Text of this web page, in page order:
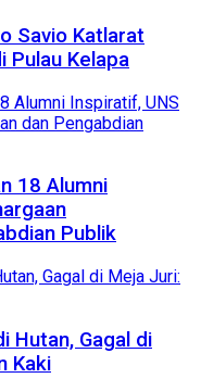
Savio Katlarat
Pulau Kelapa
18 Alumni
Publik
Hutan, Gagal di
Kaki